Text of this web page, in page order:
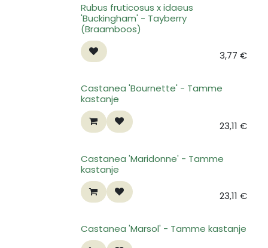
Rubus fruticosus x idaeus
'Buckingham' - Tayberry
(Braamboos)
3,77 €
Castanea 'Bournette' - Tamme
kastanje
23,11 €
Castanea 'Maridonne' - Tamme
kastanje
23,11 €
Castanea 'Marsol' - Tamme kastanje